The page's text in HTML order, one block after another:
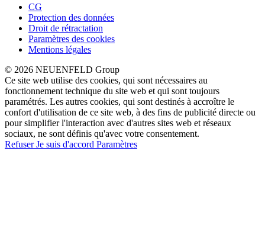
CG
Protection des données
Droit de rétractation
Paramètres des cookies
Mentions légales
© 2026 NEUENFELD Group
Ce site web utilise des cookies, qui sont nécessaires au
fonctionnement technique du site web et qui sont toujours
paramétrés. Les autres cookies, qui sont destinés à accroître le
confort d'utilisation de ce site web, à des fins de publicité directe ou
pour simplifier l'interaction avec d'autres sites web et réseaux
sociaux, ne sont définis qu'avec votre consentement.
RefuserJe suis d'accord Paramètres